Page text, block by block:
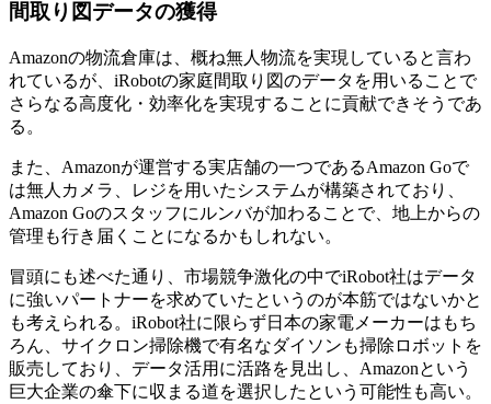
間取り図データの獲得
Amazonの物流倉庫は、概ね無人物流を実現していると言わ
れているが、iRobotの家庭間取り図のデータを用いることで
さらなる高度化・効率化を実現することに貢献できそうであ
る。
また、Amazonが運営する実店舗の一つであるAmazon Goで
は無人カメラ、レジを用いたシステムが構築されており、
Amazon Goのスタッフにルンバが加わることで、地上からの
管理も行き届くことになるかもしれない。
冒頭にも述べた通り、市場競争激化の中でiRobot社はデータ
に強いパートナーを求めていたというのが本筋ではないかと
も考えられる。iRobot社に限らず日本の家電メーカーはもち
ろん、サイクロン掃除機で有名なダイソンも掃除ロボットを
販売しており、データ活用に活路を見出し、Amazonという
巨大企業の傘下に収まる道を選択したという可能性も高い。